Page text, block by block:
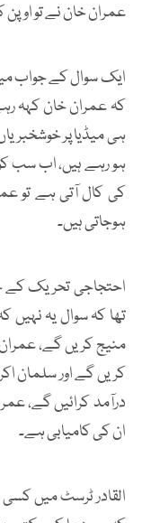
عمران خان نے تو
ایک سوال کے جواب
کہ عمران خان کہہ
ہو رہے ہیں، اب سب
کی کال آتی ہے تو
ہوجاتی ہیں۔
احتجاجی تحریک کے
تھا کہ سوال یہ
منیج کریں گے،
کریں گے اور سلمان
درآمد کرائیں گے،
ان کی کامیابی ہے۔
القادر ٹرسٹ میں